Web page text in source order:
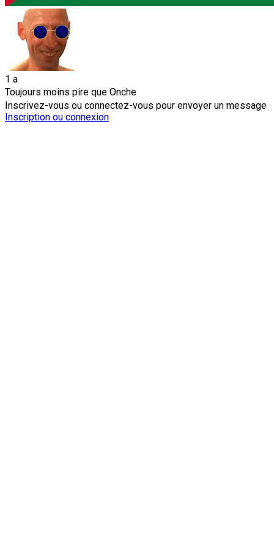
1 a
Toujours moins pire que Onche
Inscrivez-vous ou connectez-vous pour envoyer un message
Inscription ou connexion